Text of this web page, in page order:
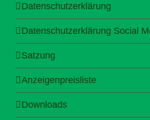
Datenschutzerklärung
Datenschutzerklärung Social
Satzung
Anzeigenpreisliste
Downloads